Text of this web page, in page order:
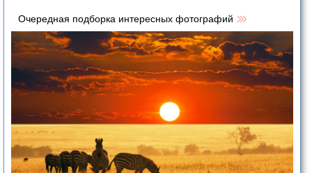
Очередная подборка интересных фотографий